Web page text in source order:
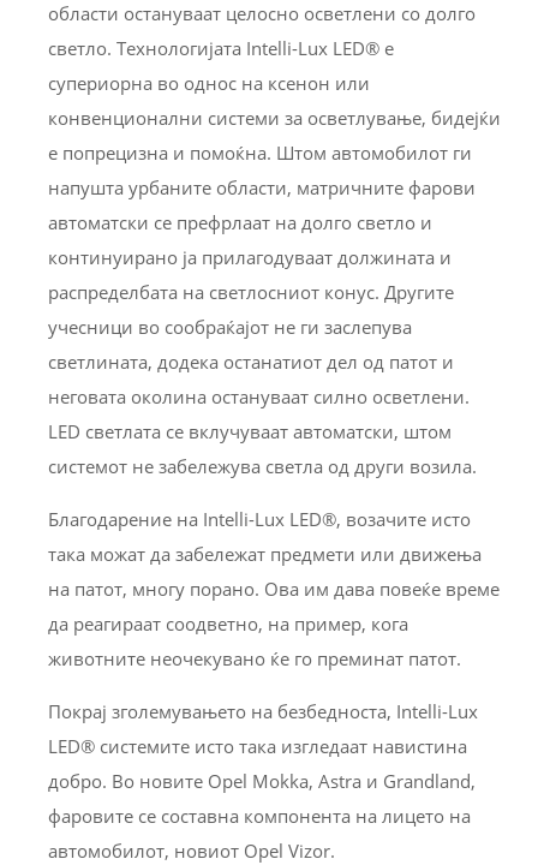
области остануваат целосно осветлени со долго
светло. Технологијата Intelli-Lux LED® е
супериорна во однос на ксенон или
конвенционални системи за осветлување, бидејќи
е попрецизна и помоќна. Штом автомобилот ги
напушта урбаните области, матричните фарови
автоматски се префрлаат на долго светло и
континуирано ја прилагодуваат должината и
распределбата на светлосниот конус. Другите
учесници во сообраќајот не ги заслепува
светлината, додека останатиот дел од патот и
неговата околина остануваат силно осветлени.
LED светлата се вклучуваат автоматски, штом
системот не забележува светла од други возила.
Благодарение на Intelli-Lux LED®, возачите исто
така можат да забележат предмети или движења
на патот, многу порано. Ова им дава повеќе време
да реагираат соодветно, на пример, кога
животните неочекувано ќе го преминат патот.
Покрај зголемувањето на безбедноста, Intelli-Lux
LED® системите исто така изгледаат навистина
добро. Во новите Opel Mokka, Astra и Grandland,
фаровите се составна компонента на лицето на
автомобилот, новиот Opel Vizor.